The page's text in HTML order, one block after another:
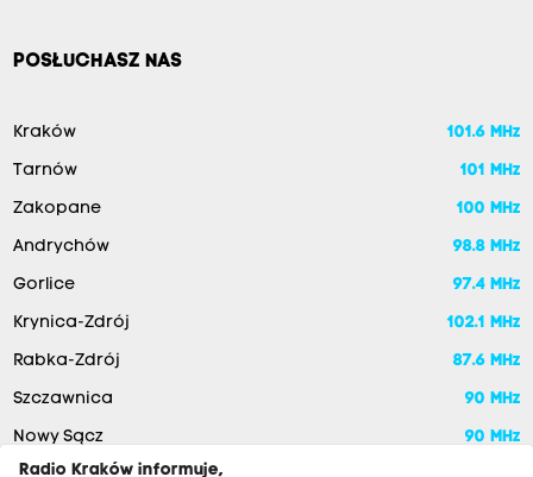
POSŁUCHASZ NAS
Kraków 101.6 MHz
Tarnów 101 MHz
Zakopane 100 MHz
Andrychów 98.8 MHz
Gorlice 97.4 MHz
Krynica-Zdrój 102.1 MHz
Rabka-Zdrój 87.6 MHz
Szczawnica 90 MHz
Nowy Sącz
90 MHz
Radio Kraków informuje,